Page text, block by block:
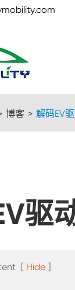
换器单元
博客 解码EV
驱
[ Hide ]